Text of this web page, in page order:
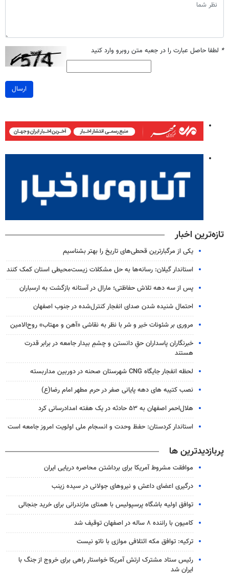
* لطفا حاصل عبارت را در جعبه متن روبرو وارد کنید
ارسال
تازه‌ترین اخبار
یکی از مرگبارترین قحطی‌های تاریخ را بهتر بشناسیم
استاندار گیلان: رسانه‌ها به حل مشکلات زیست‌محیطی استان کمک کنند
پس از سه دهه تلاش حفاظتی؛ مارال در آستانه بازگشت به ارسباران
احتمال شنیده شدن صدای انفجار کنترل‌شده در جنوب اصفهان
مروری بر شئونات خیر و شر با نظر به نقاشی «آهن و مهتاب» روح‌الامین
‏خبرنگاران پاسداران حقِ دانستن و چشمِ بیدار جامعه در برابر قدرت
هستند
لحظه انفجار جایگاه CNG شهرستان صحنه در دوربین مداربسته
نصب کتیبه های دهه پایانی صفر در حرم مطهر امام رضا(ع)
هلال‌احمر اصفهان به ۵۳ حادثه در یک هفته امدادرسانی کرد
استاندار کردستان: حفظ وحدت و انسجام ملی اولویت امروز جامعه است
پربازدیدترین ها
موافقت مشروط آمریکا برای برداشتن محاصره دریایی ایران
درگیری اعضای داعش و نیروهای جولانی در سیده زینب
توافق اولیه باشگاه پرسپولیس با همتای مازندرانی برای خرید جنجالی
کامیون با راننده ۸ ساله در اصفهان توقیف شد
ترکیه: توافق مکه ائتلافی موازی با ناتو نیست
رئیس ستاد مشترک ارتش آمریکا خواستار راهی برای خروج از جنگ با
ایران شد